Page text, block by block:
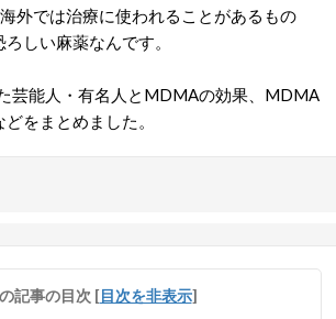
外では治療に使われることがあるもの
しい麻薬なんです。
芸能人・有名人とMDMAの効果、MDMA
をまとめました。
記事の目次 [目次を非表示]